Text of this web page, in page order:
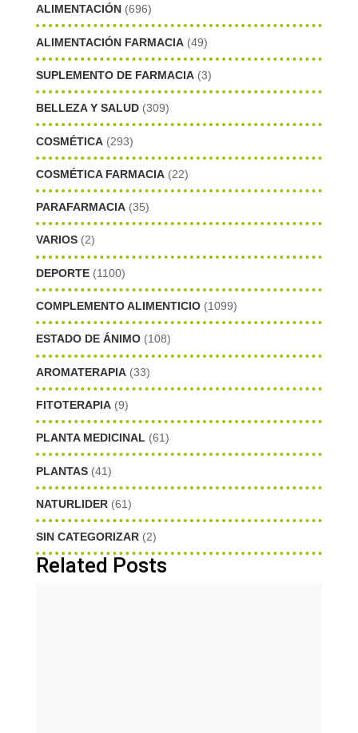
ALIMENTACIÓN (696)
ALIMENTACIÓN FARMACIA (49)
SUPLEMENTO DE FARMACIA (3)
BELLEZA Y SALUD (309)
COSMÉTICA (293)
COSMÉTICA FARMACIA (22)
PARAFARMACIA (35)
VARIOS (2)
DEPORTE (1100)
COMPLEMENTO ALIMENTICIO (1099)
ESTADO DE ÁNIMO (108)
AROMATERAPIA (33)
FITOTERAPIA (9)
PLANTA MEDICINAL (61)
PLANTAS (41)
NATURLIDER (61)
SIN CATEGORIZAR (2)
Related Posts